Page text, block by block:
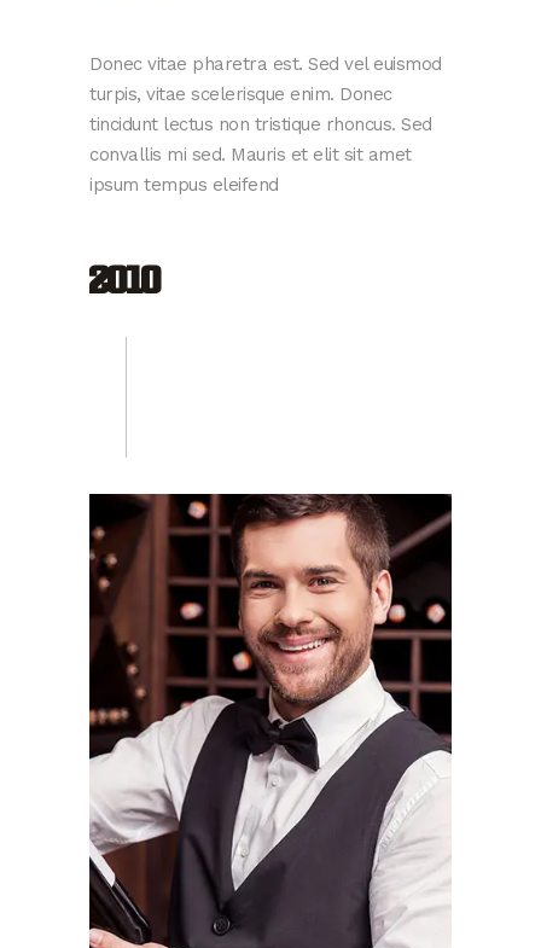
Donec vitae pharetra est. Sed vel euismod
turpis, vitae scelerisque enim. Donec
tincidunt lectus non tristique rhoncus. Sed
convallis mi sed. Mauris et elit sit amet
ipsum tempus eleifend
2010